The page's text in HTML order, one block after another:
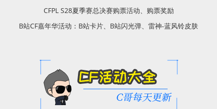
CFPL S28夏季赛总决赛购票活动、购票奖励
B站CF嘉年华活动：B站卡片、B站闪光弹、雷神-蓝风铃皮肤